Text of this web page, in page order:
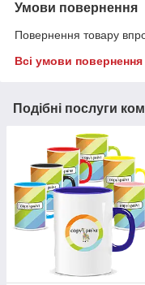
Умови повернення
Повернення товару
Всі умови повернення
Подібні послуги